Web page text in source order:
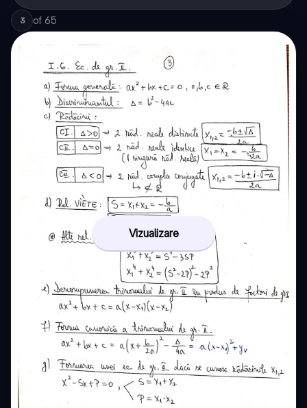
3 of 65
Vizualizare